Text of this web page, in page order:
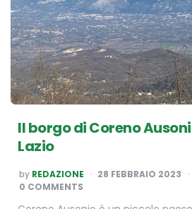
Il borgo di Coreno
Lazio
POSTED
BY
by REDAZIONE 28 FEBBRAIO 2023
0 COMMENTS